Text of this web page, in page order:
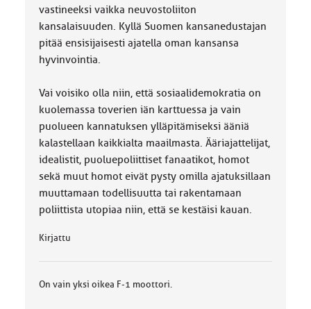
vastineeksi vaikka neuvostoliiton
kansalaisuuden. Kyllä Suomen kansanedustajan
pitää ensisijaisesti ajatella oman kansansa
hyvinvointia.
Vai voisiko olla niin, että sosiaalidemokratia on
kuolemassa toverien iän karttuessa ja vain
puolueen kannatuksen ylläpitämiseksi ääniä
kalastellaan kaikkialta maailmasta. Ääriajattelijat,
idealistit, puoluepoliittiset fanaatikot, homot
sekä muut homot eivät pysty omilla ajatuksillaan
muuttamaan todellisuutta tai rakentamaan
poliittista utopiaa niin, että se kestäisi kauan.
Kirjattu
On vain yksi oikea F-1 moottori.